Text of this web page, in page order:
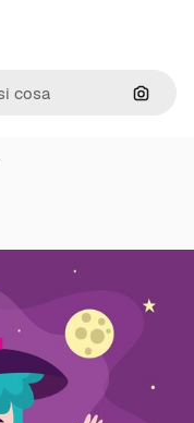
Cerca